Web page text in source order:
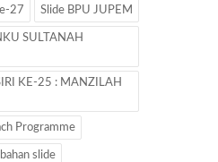
27 Slide BPU JUPEM
SULTANAH
KE-25 : MANZILAH
Programme
bahan slide